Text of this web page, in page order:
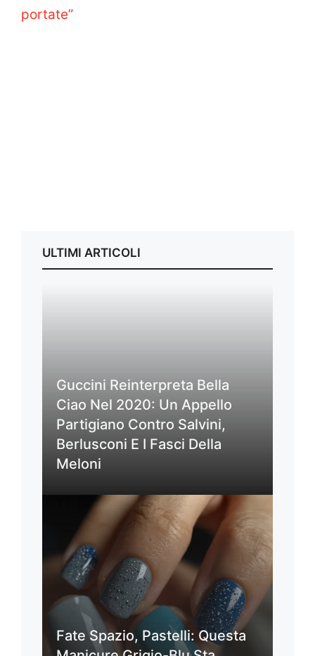
portate”
ULTIMI ARTICOLI
Guccini Reinterpreta Bella
Ciao Nel 2020: Un Appello
Partigiano Contro Salvini,
Berlusconi E I Fasci Della
Meloni
Fate Spazio, Pastelli: Questa